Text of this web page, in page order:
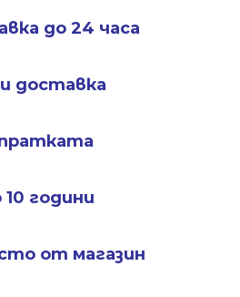
до 24 часа
доставка
години
от магазин